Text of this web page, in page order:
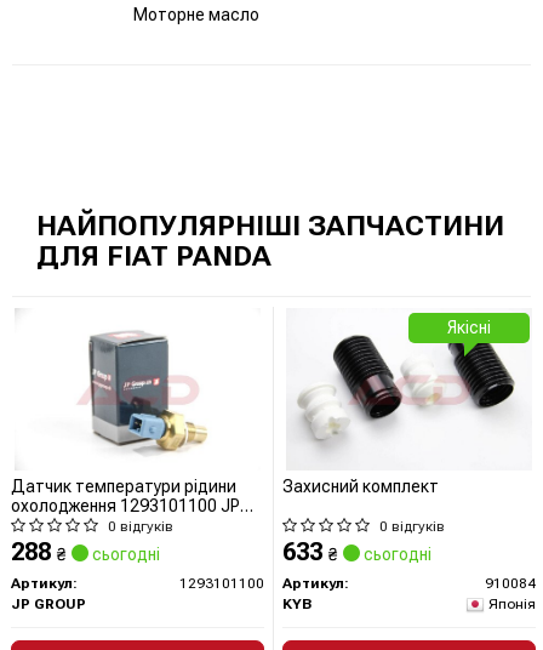
Моторне масло
НАЙПОПУЛЯРНІШІ ЗАПЧАСТИНИ
ДЛЯ FIAT PANDA
Датчик температури рідини
охолодження 1293101100 JP
GROUP (QUINTON HAZELL)
0 відгуків
288 ₴ сьогодні
Артикул:
1293101100
JP GROUP
Захисний комплект
0 відгуків
633 ₴ сьогодні
Артикул:
910084
KYB
Японія
Якісні